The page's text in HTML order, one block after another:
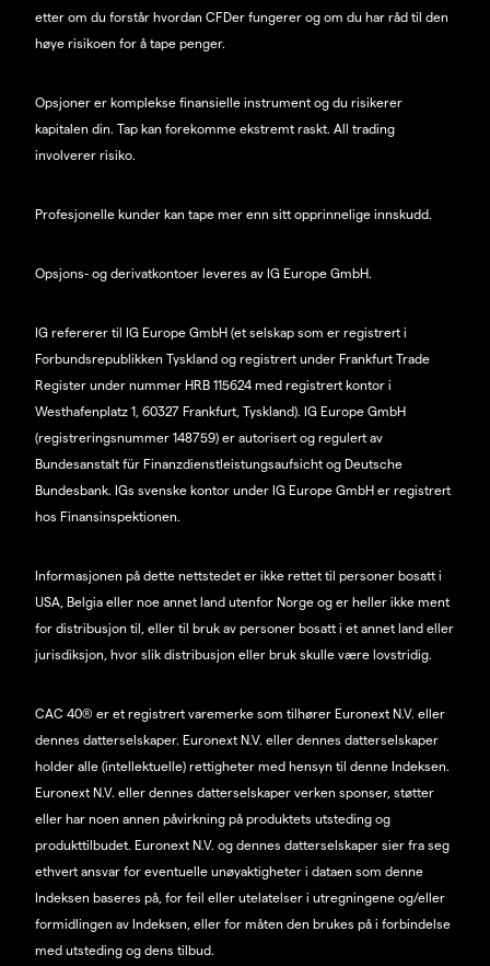
etter om du forstår hvordan CFDer fungerer og om du har råd til den
høye risikoen for å tape penger.
Opsjoner er komplekse finansielle instrument og du risikerer
kapitalen din. Tap kan forekomme ekstremt raskt. All trading
involverer risiko.
Profesjonelle kunder kan tape mer enn sitt opprinnelige innskudd.
Opsjons- og derivatkontoer leveres av IG Europe GmbH.
IG refererer til IG Europe GmbH (et selskap som er registrert i
Forbundsrepublikken Tyskland og registrert under Frankfurt Trade
Register under nummer HRB 115624 med registrert kontor i
Westhafenplatz 1, 60327 Frankfurt, Tyskland). IG Europe GmbH
(registreringsnummer 148759) er autorisert og regulert av
Bundesanstalt für Finanzdienstleistungsaufsicht og Deutsche
Bundesbank. IGs svenske kontor under IG Europe GmbH er registrert
hos Finansinspektionen.
Informasjonen på dette nettstedet er ikke rettet til personer bosatt i
USA, Belgia eller noe annet land utenfor Norge og er heller ikke ment
for distribusjon til, eller til bruk av personer bosatt i et annet land eller
jurisdiksjon, hvor slik distribusjon eller bruk skulle være lovstridig.
CAC 40® er et registrert varemerke som tilhører Euronext N.V. eller
dennes datterselskaper. Euronext N.V. eller dennes datterselskaper
holder alle (intellektuelle) rettigheter med hensyn til denne Indeksen.
Euronext N.V. eller dennes datterselskaper verken sponser, støtter
eller har noen annen påvirkning på produktets utsteding og
produkttilbudet. Euronext N.V. og dennes datterselskaper sier fra seg
ethvert ansvar for eventuelle unøyaktigheter i dataen som denne
Indeksen baseres på, for feil eller utelatelser i utregningene og/eller
formidlingen av Indeksen, eller for måten den brukes på i forbindelse
med utsteding og dens tilbud.